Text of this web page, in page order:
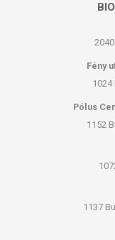
Fény
1024
Pólus
1152
1137